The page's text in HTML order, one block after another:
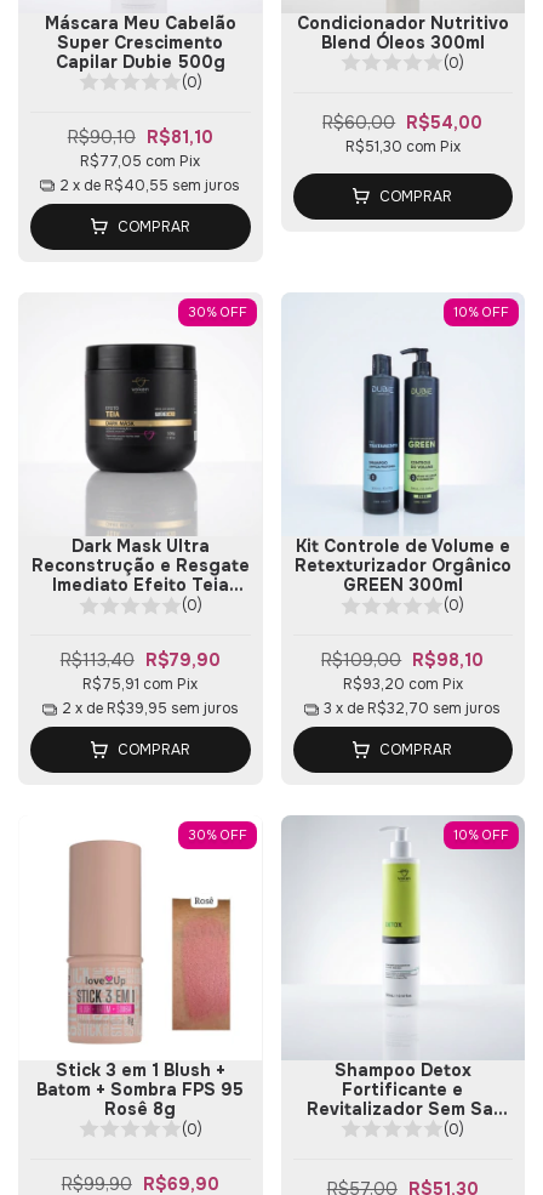
Máscara Meu Cabelão
Super Crescimento
Capilar Dubie 500g
(0)
R$90,10 R$81,10
R$77,05 com Pix
2 x de R$40,55 sem juros
COMPRAR
Condicionador Nutritivo
Blend Óleos 300ml
(0)
R$60,00 R$54,00
R$51,30 com Pix
COMPRAR
30% OFF
Dark Mask Ultra
Reconstrução e Resgate
Imediato Efeito Teia
500g
(0)
R$113,40 R$79,90
R$75,91 com Pix
2 x de R$39,95 sem juros
COMPRAR
10% OFF
Kit Controle de Volume e
Retexturizador Orgânico
GREEN 300ml
(0)
R$109,00 R$98,10
R$93,20 com Pix
3 x de R$32,70 sem juros
COMPRAR
30% OFF
Stick 3 em 1 Blush +
Batom + Sombra FPS 95
Rosê 8g
(0)
R$99,90 R$69,90
10% OFF
Shampoo Detox
Fortificante e
Revitalizador Sem Sal
300ml
(0)
R$57,00 R$51,30